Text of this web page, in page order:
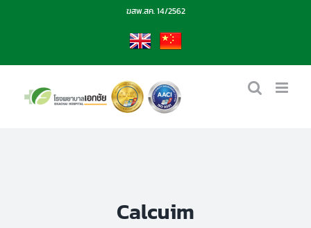
ฆสพ.สค. 14/2562
EN CN
Calcuim